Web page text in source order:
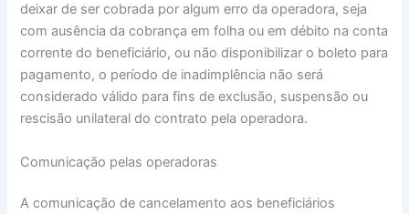
deixar de ser cobrada por algum erro da operadora, seja
com ausência da cobrança em folha ou em débito na conta
corrente do beneficiário, ou não disponibilizar o boleto para
pagamento, o período de inadimplência não será
considerado válido para fins de exclusão, suspensão ou
rescisão unilateral do contrato pela operadora.
Comunicação pelas operadoras
A comunicação de cancelamento aos beneficiários